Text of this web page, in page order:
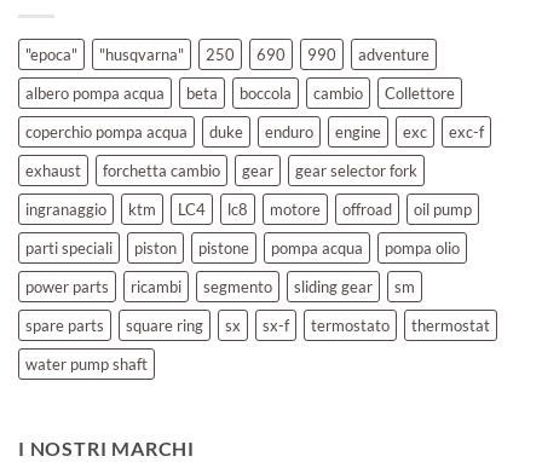
"epoca" "husqvarna" 250 690 990
adventure
albero pompa acqua
beta boccola cambio
Collettore
coperchio pompa acqua
duke enduro engine exc
exc-f
exhaust
forchetta cambio gear
gear selector fork
ingranaggio
ktm LC4 lc8 motore offroad
oil pump
parti speciali
piston pistone pompa acqua
pompa olio
power parts
ricambi segmento sliding gear
sm
spare parts
square ring sx sx-f termostato
thermostat
water pump shaft
I NOSTRI MARCHI